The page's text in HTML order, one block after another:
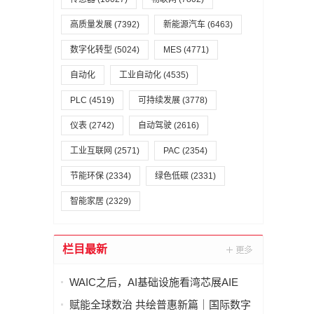
高质量发展 (7392) 新能源汽车 (6463)
数字化转型 (5024) MES (4771)
自动化 工业自动化 (4535)
PLC (4519) 可持续发展 (3778)
仪表 (2742) 自动驾驶 (2616)
工业互联网 (2571) PAC (2354)
节能环保 (2334) 绿色低碳 (2331)
智能家居 (2329)
栏目最新
WAIC之后，AI基础设施看湾芯展AIE
赋能全球数治 共绘普惠新篇｜国际数字